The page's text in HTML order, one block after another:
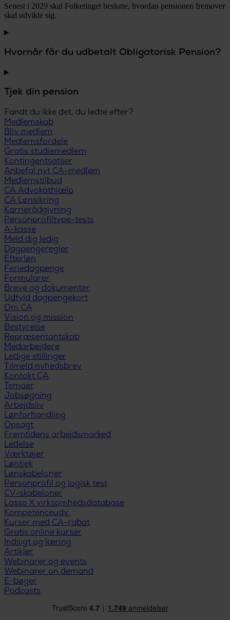
Senest i 2029 skal Folketinget beslutte, hvordan pensionen fremover
skal udvikle sig.
Hvornår får du udbetalt Obligatorisk Pension?
Tjek din pension
Fandt du ikke det, du ledte efter?
Medlemskab
Bliv medlem
Medlemsfordele
Gratis studiemedlem
Kontingentsatser
Anbefal nyt CA-medlem
Medlemstilbud
CA Advokathjælp
CA Lønsikring
Karrierådgivning
Personprofiltype-tests
A-kasse
Meld dig ledig
Dagpengeregler
Efterløn
Feriedagpenge
Formularer
Breve og dokumenter
Udfyld dagpengekort
Om CA
Vision og mission
Bestyrelse
Repræsentantskab
Medarbejdere
Ledige stillinger
Tilmeld nyhedsbrev
Kontakt CA
Temaer
Jobsøgning
Arbejdsliv
Lønforhandling
Opsagt
Fremtidens arbejdsmarked
Ledelse
Værktøjer
Løntjek
Lønskabeloner
Personprofil og logisk test
CV-skabeloner
Lasso X virksomhedsdatabase
Kompetenceudv.
Kurser med CA-rabat
Gratis online kurser
Indsigt og læring
Artikler
Webinarer og events
Webinarer on demand
E-bøger
Podcasts